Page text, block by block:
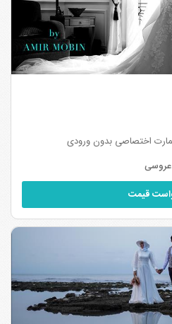
عروسی
قیمت